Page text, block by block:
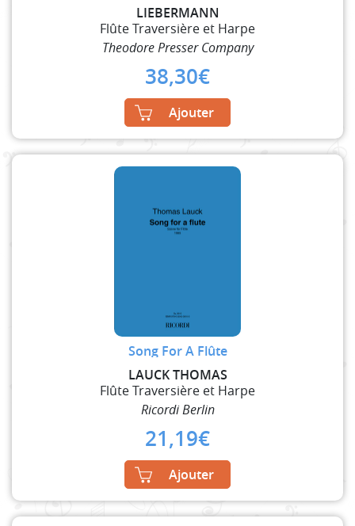
LIEBERMANN
Flûte Traversière et Harpe
Theodore Presser Company
38,30€
Ajouter
Song For A Flûte
LAUCK THOMAS
Flûte Traversière et Harpe
Ricordi Berlin
21,19€
Ajouter